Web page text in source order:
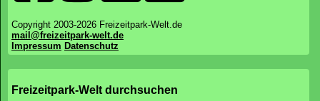
Copyright 2003-2026 Freizeitpark-Welt.de
mail@freizeitpark-welt.de
Impressum Datenschutz
Freizeitpark-Welt durchsuchen